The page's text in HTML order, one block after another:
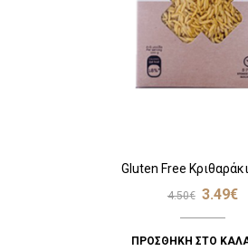
Gluten Free
4.50€ 3.49€
ΠΡΟΣΘΉΚΗ ΣΤΟ